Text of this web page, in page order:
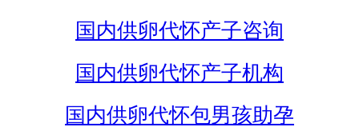
国内供卵代怀产子咨询
国内供卵代怀产子机构
国内供卵代怀包男孩助孕